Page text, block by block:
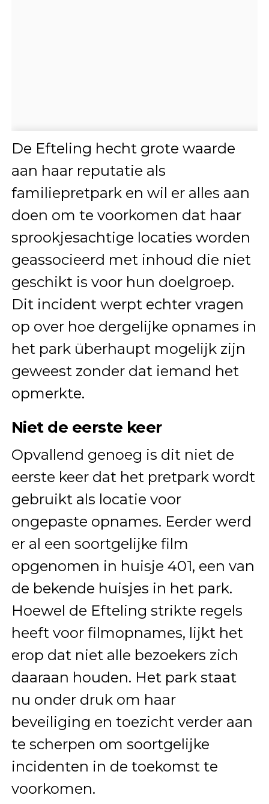
De Efteling hecht grote waarde
aan haar reputatie als
familiepretpark en wil er alles aan
doen om te voorkomen dat haar
sprookjesachtige locaties worden
geassocieerd met inhoud die niet
geschikt is voor hun doelgroep.
Dit incident werpt echter vragen
op over hoe dergelijke opnames in
het park überhaupt mogelijk zijn
geweest zonder dat iemand het
opmerkte.
Niet de eerste keer
Opvallend genoeg is dit niet de
eerste keer dat het pretpark wordt
gebruikt als locatie voor
ongepaste opnames. Eerder werd
er al een soortgelijke film
opgenomen in huisje 401, een van
de bekende huisjes in het park.
Hoewel de Efteling strikte regels
heeft voor filmopnames, lijkt het
erop dat niet alle bezoekers zich
daaraan houden. Het park staat
nu onder druk om haar
beveiliging en toezicht verder aan
te scherpen om soortgelijke
incidenten in de toekomst te
voorkomen.